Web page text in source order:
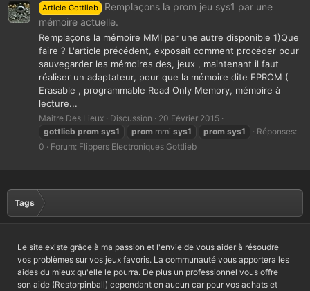
Article Gottlieb
Remplaçons la prom jeu sys1 par une
mémoire actuelle.
Remplaçons la mémoire MMI par une autre disponible 1)Que
faire ? L'article précédent, exposait comment procéder pour
sauvegarder les mémoires des, jeux , maintenant il faut
réaliser un adaptateur, pour que la mémoire dite EPROM (
Erasable , programmable Read Only Memory, mémoire à
lecture...
Maitre Des Lieux Discussion
20 Février 2015
gottlieb prom sys1 prom mmi sys1 prom sys1
Réponses:
0
Forum: Flippers Electroniques Gottlieb
Tags
Le site existe grâce à ma passion et l'envie de vous aider à résoudre
vos problèmes sur vos jeux favoris. La communauté vous apportera les
aides du mieux qu'elle le pourra. De plus un professionnel vous offre
son aide (Restorpinball) cependant en aucun car pour vos achats et